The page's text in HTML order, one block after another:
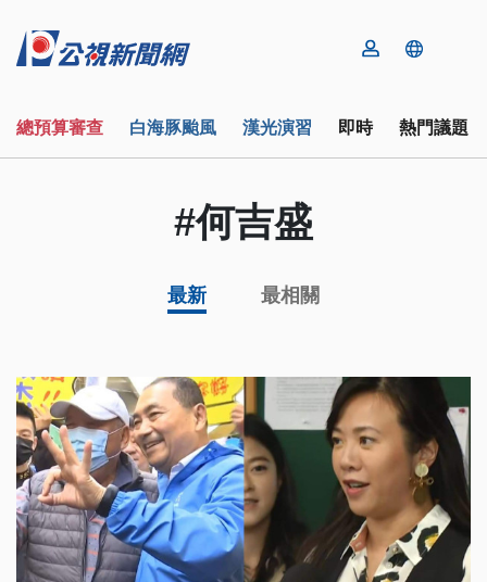
總預算審查 白海豚颱風 漢光演習 即時 熱門議題
#何吉盛
最新 最相關